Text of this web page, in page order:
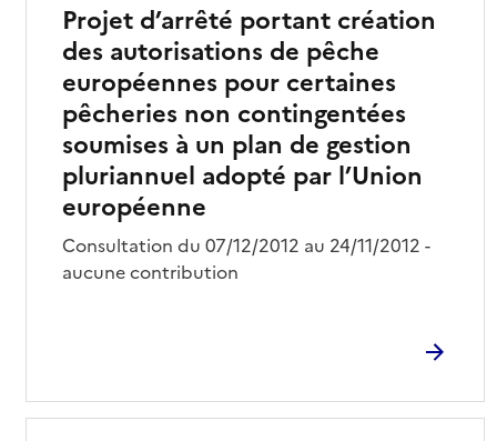
Projet d’arrêté portant création
des autorisations de pêche
européennes pour certaines
pêcheries non contingentées
soumises à un plan de gestion
pluriannuel adopté par l’Union
européenne
Consultation du 07/12/2012 au 24/11/2012 -
aucune contribution